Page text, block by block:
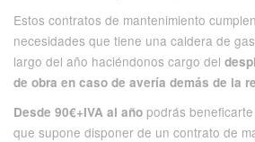
Estos contratos de mantenimiento
necesidades que tiene una caldera de
largo del año haciéndonos cargo del
de obra en caso de avería demás de la
Desde 90€+IVA al año podrás
que supone disponer de un contrato de